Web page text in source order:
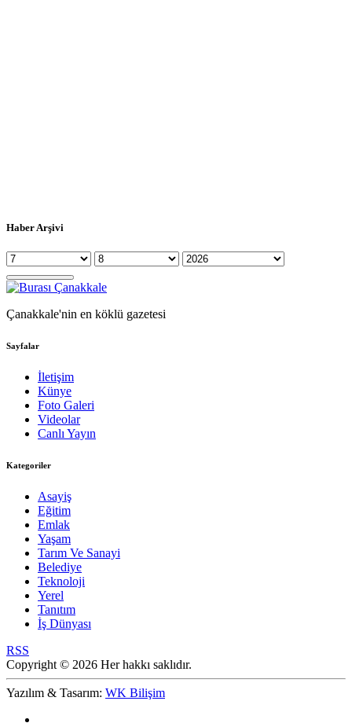
Haber Arşivi
Çanakkale'nin en köklü gazetesi
Sayfalar
İletişim
Künye
Foto Galeri
Videolar
Canlı Yayın
Kategoriler
Asayiş
Eğitim
Emlak
Yaşam
Tarım Ve Sanayi
Belediye
Teknoloji
Yerel
Tanıtım
İş Dünyası
RSS
Copyright © 2026 Her hakkı saklıdır.
Yazılım & Tasarım: WK Bilişim